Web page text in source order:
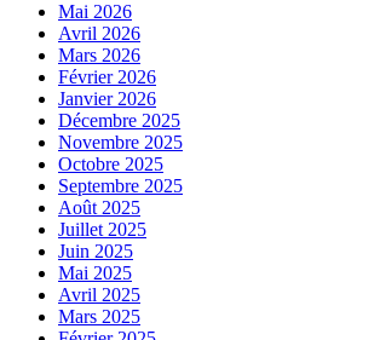
Mai 2026
Avril 2026
Mars 2026
Février 2026
Janvier 2026
Décembre 2025
Novembre 2025
Octobre 2025
Septembre 2025
Août 2025
Juillet 2025
Juin 2025
Mai 2025
Avril 2025
Mars 2025